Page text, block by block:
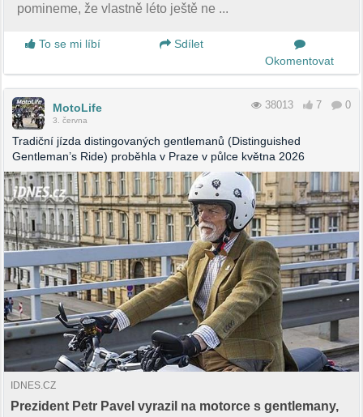
pomineme, že vlastně léto ještě ne ...
To se mi líbí
Sdílet
Okomentovat
MotoLife
3. června
38013 7 0
Tradiční jízda distingovaných gentlemanů (Distinguished
Gentleman’s Ride) proběhla v Praze v půlce května 2026
IDNES.CZ
Prezident Petr Pavel vyrazil na motorce s gentlemany,